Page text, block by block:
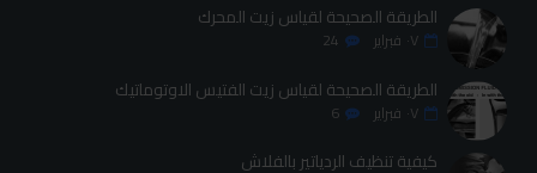
الطريقة الصحيحة لقياس زيت المحرك
٠٧ فبراير 24
الطريقة الصحيحة لقياس زيت الفتيس الاوتوماتيك
٠٧ فبراير 6
كيفية تنظيف الردياتير بالفلاش